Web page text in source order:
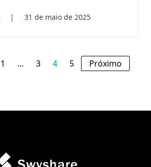
| 31 de maio de 2025
1 … 3 4 5 Próximo